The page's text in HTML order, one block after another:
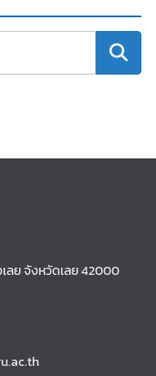
เลย จังหวัดเลย 42000